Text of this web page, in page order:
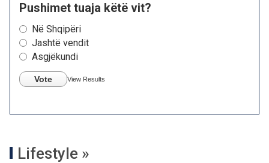
Pushimet tuaja këtë vit?
Në Shqipëri
Jashtë vendit
Asgjëkundi
Vote View Results
Lifestyle »